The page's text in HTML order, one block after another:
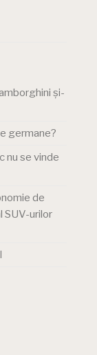
și-
germane?
nu se vinde
de
SUV-urilor